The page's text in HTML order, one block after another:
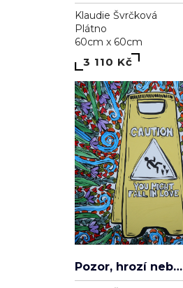
Klaudie Švrčková
Plátno
40cm x 40cm
1 710 Kč
Srdce nikdy nelže